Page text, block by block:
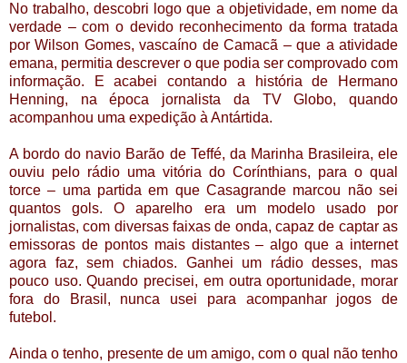
No trabalho, descobri logo que a objetividade, em nome da
verdade – com o devido reconhecimento da forma tratada
por Wilson Gomes, vascaíno de Camacã – que a atividade
emana, permitia descrever o que podia ser comprovado com
informação. E acabei contando a história de Hermano
Henning, na época jornalista da TV Globo, quando
acompanhou uma expedição à Antártida.
A bordo do navio Barão de Teffé, da Marinha Brasileira, ele
ouviu pelo rádio uma vitória do Corínthians, para o qual
torce – uma partida em que Casagrande marcou não sei
quantos gols. O aparelho era um modelo usado por
jornalistas, com diversas faixas de onda, capaz de captar as
emissoras de pontos mais distantes – algo que a internet
agora faz, sem chiados. Ganhei um rádio desses, mas
pouco uso. Quando precisei, em outra oportunidade, morar
fora do Brasil, nunca usei para acompanhar jogos de
futebol.
Ainda o tenho, presente de um amigo, com o qual não tenho